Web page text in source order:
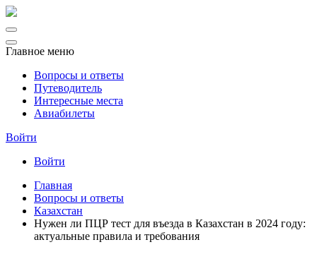
Главное меню
Вопросы и ответы
Путеводитель
Интересные места
Авиабилеты
Войти
Войти
Главная
Вопросы и ответы
Казахстан
Нужен ли ПЦР тест для въезда в Казахстан в 2024 году:
актуальные правила и требования